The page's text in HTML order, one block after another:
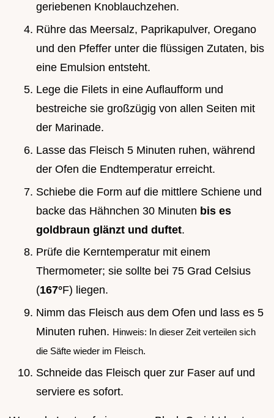
geriebenen Knoblauchzehen.
Rühre das Meersalz, Paprikapulver, Oregano
und den Pfeffer unter die flüssigen Zutaten, bis
eine Emulsion entsteht.
Lege die Filets in eine Auflaufform und
bestreiche sie großzügig von allen Seiten mit
der Marinade.
Lasse das Fleisch 5 Minuten ruhen, während
der Ofen die Endtemperatur erreicht.
Schiebe die Form auf die mittlere Schiene und
backe das Hähnchen 30 Minuten bis es
goldbraun glänzt und duftet.
Prüfe die Kerntemperatur mit einem
Thermometer; sie sollte bei 75 Grad Celsius
(167°F) liegen.
Nimm das Fleisch aus dem Ofen und lass es 5
Minuten ruhen. Hinweis: In dieser Zeit verteilen sich
die Säfte wieder im Fleisch.
Schneide das Fleisch quer zur Faser auf und
serviere es sofort.